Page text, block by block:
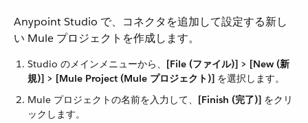
Anypoint Studio で、コネクタを追加して設定する新し
い Mule プロジェクトを作成します。
Studio のメインメニューから、​ [File (ファイル)] > [New (新
規)] > [Mule Project (Mule プロジェクト)] ​ を選択します。
Mule プロジェクトの名前を入力して、​ [Finish (完了)] ​ をクリ
ックします。